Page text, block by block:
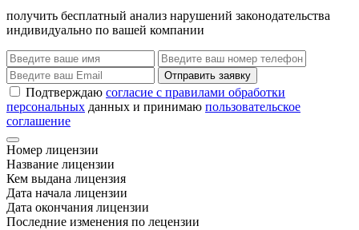
получить бесплатный анализ нарушений законодательства
индивидуально по вашей компании
Отправить заявку
Подтверждаю согласие с правилами обработки
персональных данных и принимаю пользовательское
соглашение
Номер лицензии
Название лицензии
Кем выдана лицензия
Дата начала лицензии
Дата окончания лицензии
Последние изменения по лецензии